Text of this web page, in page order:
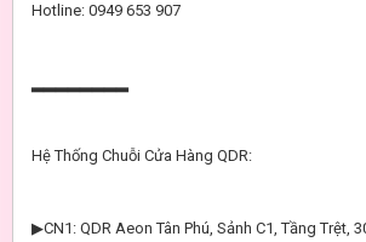
Hotline: 0949 653 907
▂▂▂▂▂▂▂▂
Hệ Thống Chuỗi Cửa Hàng QDR:
▶CN1: QDR Aeon Tân Phú, Sảnh C1, Tầng Trệt,